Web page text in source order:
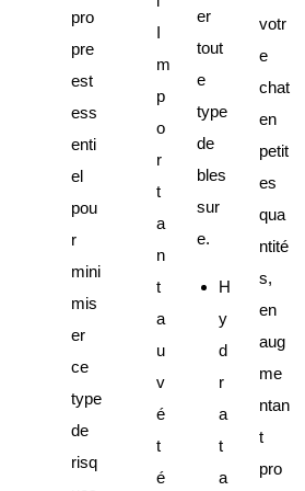
pro
pre
est
ess
enti
el
pou
r
mini
mis
er
ce
type
de
risq
I
m
p
o
r
t
a
n
t
a
u
v
é
t
é
er
tout
e
type
de
bles
sur
e.
H
y
d
r
a
t
a
votr
e
chat
en
petit
es
qua
ntité
s,
en
aug
me
ntan
t
pro